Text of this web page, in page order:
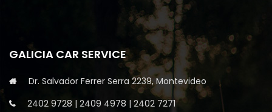
GALICIA CAR SERVICE
Dr. Salvador Ferrer Serra 2239, Montevideo
2402 9728 | 2409 4978 | 2402 7271